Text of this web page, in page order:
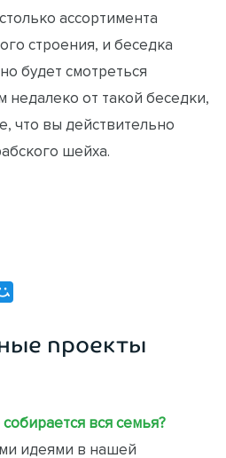
ассортимента
строения, и беседка
будет смотреться
недалеко от такой беседки,
что вы действительно
шейха.
проекты
вся семья?
идеями в нашей